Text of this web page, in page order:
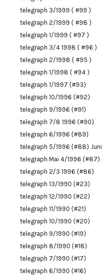
telegraph 3/1999 ( #99 )
telegraph 2/1999 ( #98 )
telegraph 1/1999 ( #97 )
telegraph 3/4 1998 ( #96 )
telegraph 2/1998 ( #95 )
telegraph 1/1998 ( #94 )
telegraph 1/1997 (#93)
telegraph 10/1996 (#92)
telegraph 9/1996 (#91)
telegraph 7/8 1996 (#90)
telegraph 6/1996 (#89)
telegraph 5/1996 (#88) Juni
telegraph Mai 4/1996 (#87)
telegraph 2/3 1996 (#86)
telegraph 13/1990 (#23)
telegraph 12/1990 (#22)
telegraph 11/1990 (#21)
telegraph 10/1990 (#20)
telegraph 9/1990 (#19)
telegraph 8/1990 (#18)
telegraph 7/1990 (#17)
telegraph 6/1990 (#16)